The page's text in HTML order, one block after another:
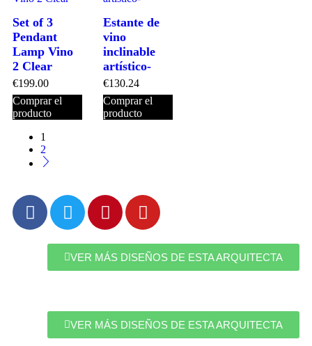
Set of 3
Pendant
Lamp Vino
2 Clear
€199.00
Comprar el
producto
Estante de
vino
inclinable
artístico-
€130.24
Comprar el
producto
1
2
VER MÁS DISEÑOS DE ESTA ARQUITECTA
VER MÁS DISEÑOS DE ESTA ARQUITECTA